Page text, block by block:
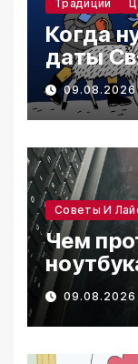
Традиции
Когда
даты
09.08.2026
Советы И
Чем
09.08.2026